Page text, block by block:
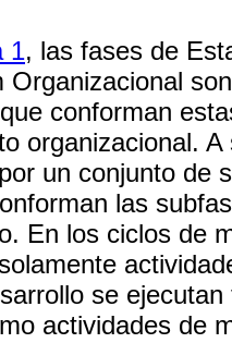
1, las fases de
Organizacional
conforman
organizacional.
un conjunto de
las
En los ciclos de
se
actividades de